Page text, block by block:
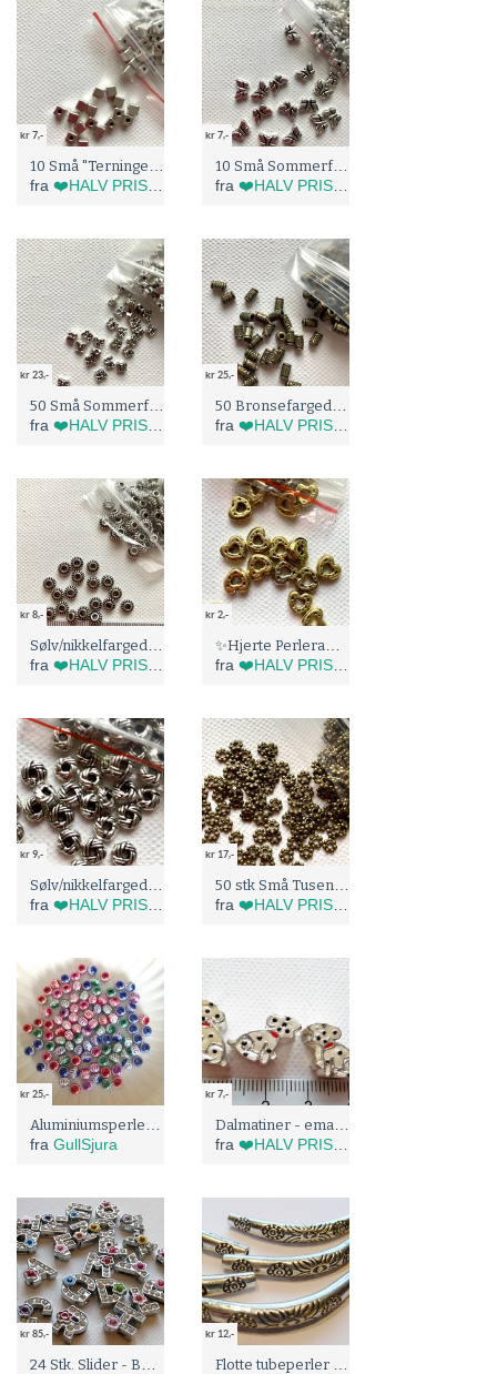
kr 7,-
fra ❤️HALV PRIS I BLÅBÆRTUA :)
kr 7,-
10 Små Sommerfugler Metallperler (5151)
fra ❤️HALV PRIS I BLÅBÆRTUA :)
kr 23,-
50 Små Sommerfugler Metallperler (5150)
fra ❤️HALV PRIS I BLÅBÆRTUA :)
kr 25,-
fra ❤️HALV PRIS I BLÅBÆRTUA :)
kr 8,-
fra ❤️HALV PRIS I BLÅBÆRTUA :)
kr 2,-
fra ❤️HALV PRIS I BLÅBÆRTUA :)
kr 9,-
fra ❤️HALV PRIS I BLÅBÆRTUA :)
kr 17,-
fra ❤️HALV PRIS I BLÅBÆRTUA :)
kr 25,-
fra GullSjura
kr 7,-
fra ❤️HALV PRIS I BLÅBÆRTUA :)
kr 85,- kr 12,-